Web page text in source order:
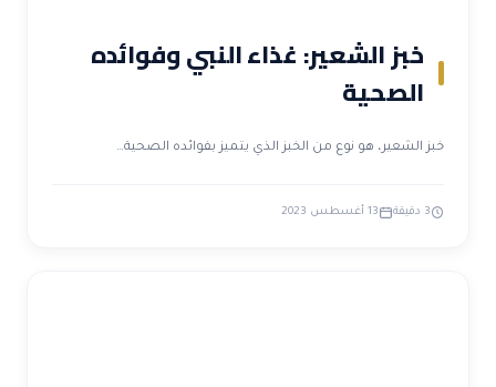
خبز الشعير: غذاء النبي وفوائده
الصحية
خبز الشعير، هو نوع من الخبز الذي يتميز بفوائده الصحية…
3 دقيقة 13 أغسطس 2023